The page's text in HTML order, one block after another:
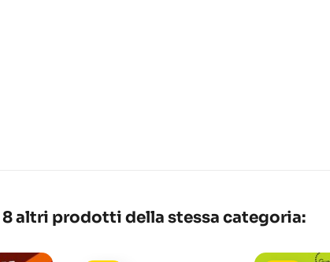
8 altri prodotti della stessa categoria: